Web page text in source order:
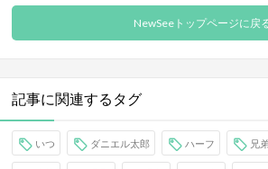
NewSeeトップページに戻
記事に関連するタグ
いつ ダニエル太郎 ハーフ 兄